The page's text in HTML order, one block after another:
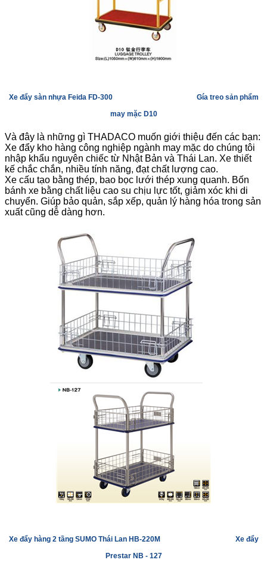
Xe đẩy sàn nhựa Feida FD-300
Gía treo sản phẩm
may mặc D10
Và đây là những gì THADACO muốn giới thiệu đến các bạn:
Xe đẩy kho hàng công nghiệp ngành may mặc do chúng tôi
nhập khẩu nguyên chiếc từ Nhật Bản và Thái Lan. Xe thiết
kế chắc chắn, nhiều tính năng, đạt chất lượng cao.
Xe cấu tạo bằng thép, bao bọc lưới thép xung quanh. Bốn
bánh xe bằng chất liệu cao su chịu lực tốt, giảm xóc khi di
chuyển. Giúp bảo quản, sắp xếp, quản lý hàng hóa trong sản
xuất cũng dễ dàng hơn.
Xe đẩy hàng 2 tầng SUMO Thái Lan HB-220M
Xe đẩy
Prestar NB - 127